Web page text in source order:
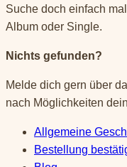
Suche doch einfach
Album oder Single.
Nichts gefunden?
Melde dich gern über
nach Möglichkeiten
Allgemeine
Bestellung